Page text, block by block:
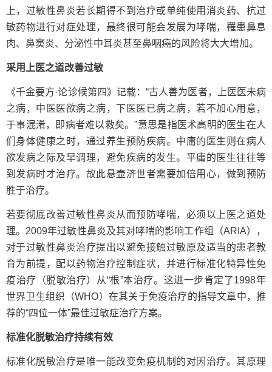
上，过敏性鼻炎若长期得不到治疗或单纯使用消炎药、抗过
敏药物进行对症处理，最终很可能会发展为哮喘，罹患鼻息
肉、鼻窦炎、分泌性中耳炎甚至鼻咽癌的风险将大大增加。
采用上医之道改善过敏
《千金要方·论诊候第四》记载：“古人善为医者，上医医未病
之病，中医医欲病之病，下医医已病之病，若不加心用意，
于事混淆，即病者难以救矣。”意思是指医术高明的医生在人
们身体健康之时，通过养生预防疾病。中庸的医生则在病人
欲发病之际及早调理，避免疾病的发生。平庸的医生往往等
到发病时才治疗。故此悬壶济世者需要加倍用心，做到预防
胜于治疗。
若要彻底改善过敏性鼻炎从而预防哮喘，必须以上医之道处
理。2009年过敏性鼻炎及其对哮喘的影响工作组（ARIA），
对于过敏性鼻炎治疗提出以避免接触过敏原及适当的患者教
育为前提，配以药物治疗控制症状，并进行标准化特异性免
疫治疗（脱敏治疗）从“根”本治疗。这进一步肯定了1998年
世界卫生组织（WHO）在其关于免疫治疗的指导文章中，推
荐的“四位一体”最佳过敏症治疗方案。
标准化脱敏治疗持续有效
标准化脱敏治疗是唯一能改变免疫机制的对因治疗。其原理